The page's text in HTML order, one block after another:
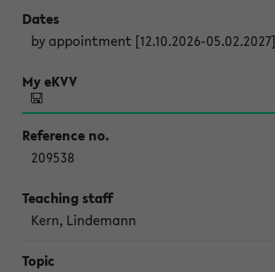
by appointment [12.10.2026-05.02.2027]
209538
Kern, Lindemann